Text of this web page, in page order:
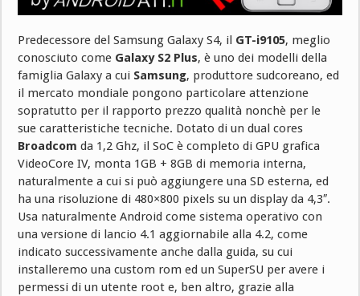
Predecessore del Samsung Galaxy S4, il GT-i9105, meglio
conosciuto come Galaxy S2 Plus, è uno dei modelli della
famiglia Galaxy a cui Samsung, produttore sudcoreano, ed
il mercato mondiale pongono particolare attenzione
sopratutto per il rapporto prezzo qualità nonchè per le
sue caratteristiche tecniche. Dotato di un dual cores
Broadcom da 1,2 Ghz, il SoC è completo di GPU grafica
VideoCore IV, monta 1GB + 8GB di memoria interna,
naturalmente a cui si può aggiungere una SD esterna, ed
ha una risoluzione di 480×800 pixels su un display da 4,3″.
Usa naturalmente Android come sistema operativo con
una versione di lancio 4.1 aggiornabile alla 4.2, come
indicato successivamente anche dalla guida, su cui
installeremo una custom rom ed un SuperSU per avere i
permessi di un utente root e, ben altro, grazie alla